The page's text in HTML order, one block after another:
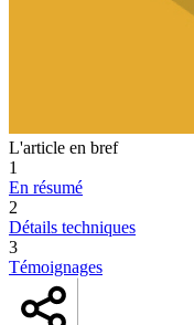
L'article en bref
1
En résumé
2
Détails techniques
3
Témoignages